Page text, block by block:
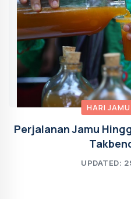
HARI
Perjalanan Jamu
UPDATED: